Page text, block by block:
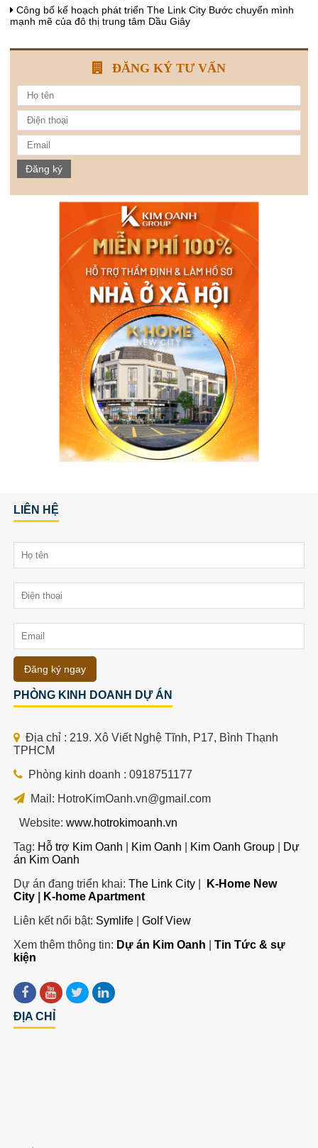
Công bố kế hoạch phát triển The Link City Bước chuyển mình
mạnh mẽ của đô thị trung tâm Dầu Giây
ĐĂNG KÝ TƯ VẤN
Đăng ký
LIÊN HỆ
Đăng ký ngay
PHÒNG KINH DOANH DỰ ÁN
Địa chỉ : 219. Xô Viết Nghệ Tĩnh, P17, Bình Thạnh
TPHCM
Phòng kinh doanh : 0918751177
Mail: HotroKimOanh.vn@gmail.com
Website: www.hotrokimoanh.vn
Tag: Hỗ trợ Kim Oanh Kim Oanh Kim Oanh Group|
Dự
án Kim Oanh
Dự án đang triển khai: The Link City|
K-Home New
City|
K-home Apartment
Liên kết nổi bật: Symlife| Golf View
Xem thêm thông tin: Dự án Kim Oanh
Tin Tức & sự
kiện
ĐỊA CHỈ